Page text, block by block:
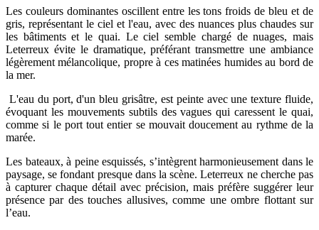
Les couleurs dominantes oscillent entre les tons froids de bleu et de
gris, représentant le ciel et l'eau, avec des nuances plus chaudes sur
les bâtiments et le quai. Le ciel semble chargé de nuages, mais
Leterreux évite le dramatique, préférant transmettre une ambiance
légèrement mélancolique, propre à ces matinées humides au bord de
la mer.
L'eau du port, d'un bleu grisâtre, est peinte avec une texture fluide,
évoquant les mouvements subtils des vagues qui caressent le quai,
comme si le port tout entier se mouvait doucement au rythme de la
marée.
Les bateaux, à peine esquissés, s’intègrent harmonieusement dans le
paysage, se fondant presque dans la scène. Leterreux ne cherche pas
à capturer chaque détail avec précision, mais préfère suggérer leur
présence par des touches allusives, comme une ombre flottant sur
l’eau.